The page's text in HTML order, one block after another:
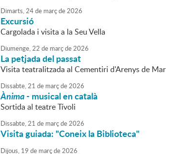
Dimarts,24de marçde2026
Excursió
Cargolada i visita a la Seu Vella
Diumenge,22 de marçde2026
La petjada del passat
Visita teatralitzada al Cementiri d'Arenys de Mar
Dissabte,21 de marçde2026
Ànima- musical en català
Sortida al teatre Tívoli
Dissabte,21 de marçde2026
Visita guiada: "Coneix la Biblioteca"
Dijous, 19 de marçde2026